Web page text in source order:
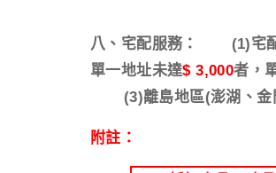
八、宅配服務： (1)宅
單一地址未達$ 3,000者，
(3)離島地區(澎湖、
附註：